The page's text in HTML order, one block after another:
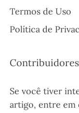
Termos de Uso
Política de
Contribuidores
Se você tiver
artigo, entre em